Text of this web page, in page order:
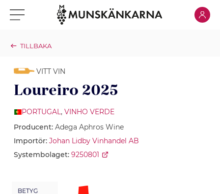
Klicka för meny Klicka
TILLBAKA
VITT VIN
Loureiro 2025
PORTUGAL, VINHO VERDE
Producent: Adega Aphros Wine
Importör: Johan Lidby Vinhandel AB
Systembolaget: 9250801
BETYG